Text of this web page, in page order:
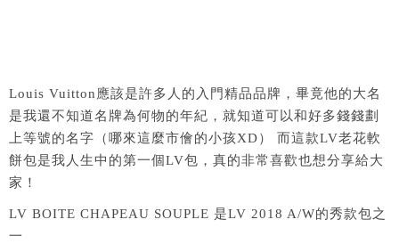
Louis Vuitton應該是許多人的入門精品品牌，畢竟他的大名
是我還不知道名牌為何物的年紀，就知道可以和好多錢錢劃
上等號的名字（哪來這麼市儈的小孩XD） 而這款LV老花軟
餅包是我人生中的第一個LV包，真的非常喜歡也想分享給大
家！
LV BOITE CHAPEAU SOUPLE 是LV 2018 A/W的秀款包之
一